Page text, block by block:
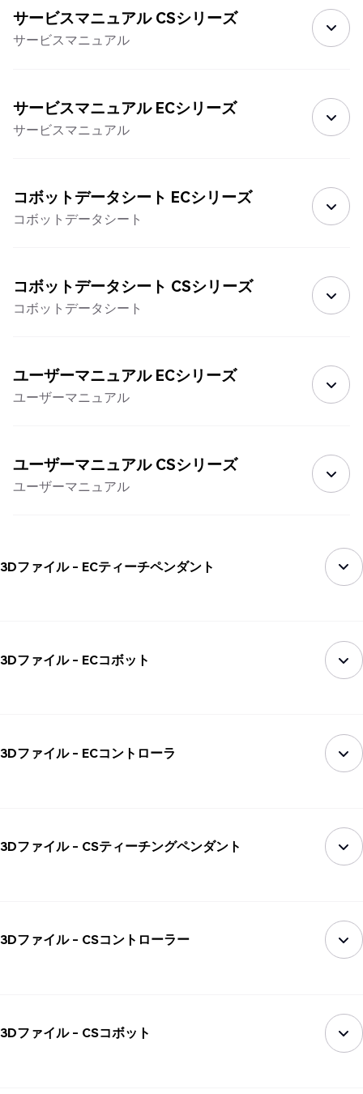
サービスマニュアル CSシリーズ
サービスマニュアル
サービスマニュアル ECシリーズ
サービスマニュアル
コボットデータシート ECシリーズ
コボットデータシート
コボットデータシート CSシリーズ
コボットデータシート
ユーザーマニュアル ECシリーズ
ユーザーマニュアル
ユーザーマニュアル CSシリーズ
ユーザーマニュアル
3Dファイル - ECティーチペンダント
3Dファイル - ECコボット
3Dファイル - ECコントローラ
3Dファイル - CSティーチングペンダント
3Dファイル - CSコントローラー
3Dファイル - CSコボット